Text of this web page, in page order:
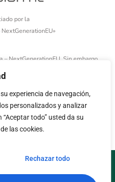
experiencia de navegación,
personalizados y analizar
todo” usted da su
las cookies.
Rechazar todo
por la
– NextGenerationEU. Sin embargo,
expresadas son únicamente los
necesariamente los de la Unión
la Unión Europea ni la Comisión
responsables de las mismas»